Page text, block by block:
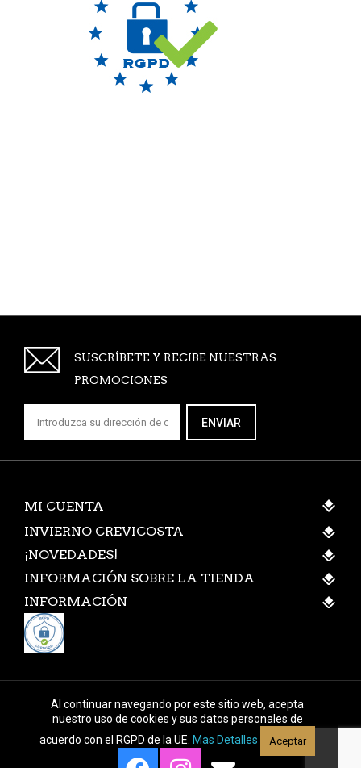
SUSCRÍBETE Y RECIBE NUESTRAS
PROMOCIONES
ENVIAR
MI CUENTA
INVIERNO CREVICOSTA
¡NOVEDADES!
INFORMACIÓN SOBRE LA TIENDA
Al continuar navegando por este sitio web, acepta
nuestro uso de cookies y sus datos personales de
acuerdo con el RGPD de la UE. Mas Detalles Aceptar
INFORMACIÓN